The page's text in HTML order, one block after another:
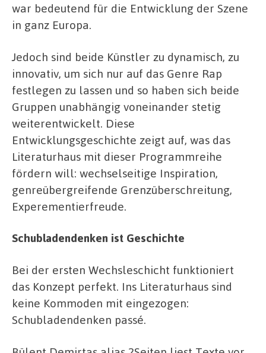
war bedeutend für die Entwicklung der Szene
in ganz Europa.
Jedoch sind beide Künstler zu dynamisch, zu
innovativ, um sich nur auf das Genre Rap
festlegen zu lassen und so haben sich beide
Gruppen unabhängig voneinander stetig
weiterentwickelt. Diese
Entwicklungsgeschichte zeigt auf, was das
Literaturhaus mit dieser Programmreihe
fördern will: wechselseitige Inspiration,
genreübergreifende Grenzüberschreitung,
Experementierfreude.
Schubladendenken ist Geschichte
Bei der ersten Wechsleschicht funktioniert
das Konzept perfekt. Ins Literaturhaus sind
keine Kommoden mit eingezogen:
Schubladendenken passé.